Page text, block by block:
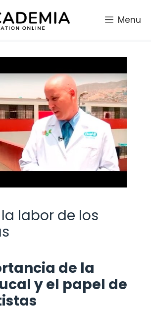
Menu
labor de los
de la
y el papel de